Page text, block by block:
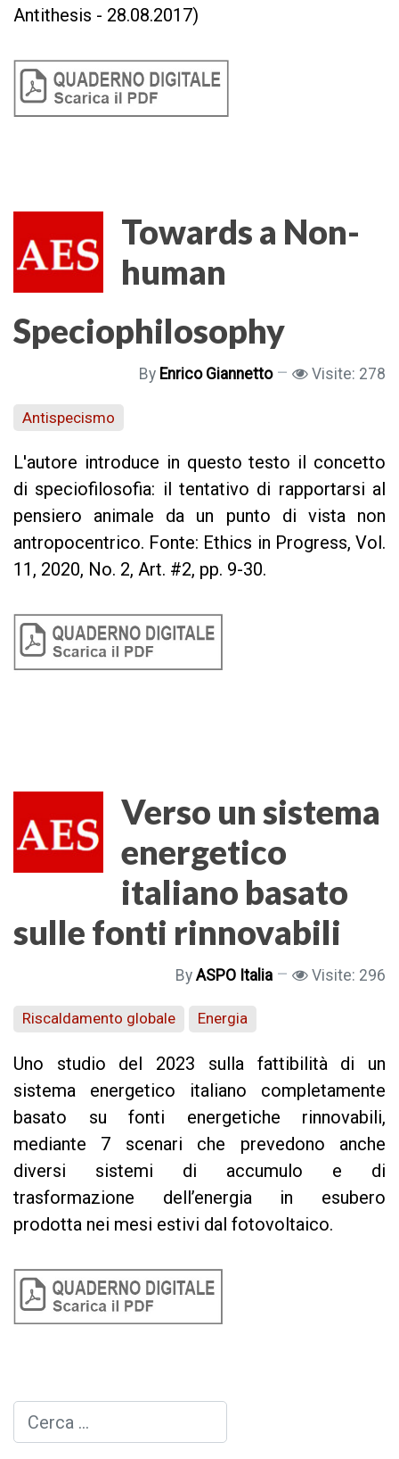
Antithesis - 28.08.2017)
Towards a Non-
human
Speciophilosophy
By Enrico Giannetto Visite: 278
Antispecismo
L'autore introduce in questo testo il concetto
di speciofilosofia: il tentativo di rapportarsi al
pensiero animale da un punto di vista non
antropocentrico. Fonte: Ethics in Progress, Vol.
11, 2020, No. 2, Art. #2, pp. 9-30.
Verso un sistema
energetico
italiano basato
sulle fonti rinnovabili
By ASPO Italia Visite: 296
Riscaldamento globale Energia
Uno studio del 2023 sulla fattibilità di un
sistema energetico italiano completamente
basato su fonti energetiche rinnovabili,
mediante 7 scenari che prevedono anche
diversi sistemi di accumulo e di
trasformazione dell’energia in esubero
prodotta nei mesi estivi dal fotovoltaico.
Cerca